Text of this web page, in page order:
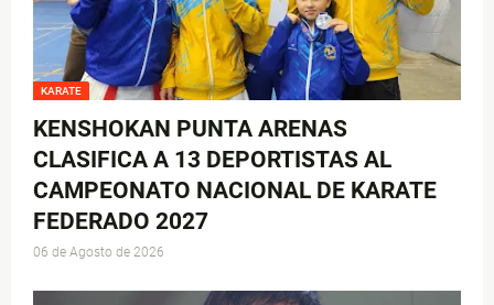
KARATE
KENSHOKAN PUNTA ARENAS
CLASIFICA A 13 DEPORTISTAS AL
CAMPEONATO NACIONAL DE KARATE
FEDERADO 2027
06 de Agosto de 2026